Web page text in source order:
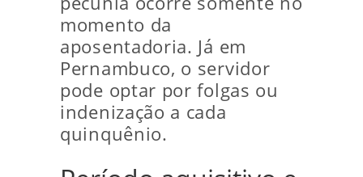
momento da
aposentadoria. Já em
Pernambuco, o servidor
pode optar por folgas ou
indenização a cada
quinquênio.